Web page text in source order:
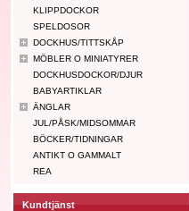
KLIPPDOCKOR
SPELDOSOR
DOCKHUS/TITTSKÅP
MÖBLER O MINIATYRER
DOCKHUSDOCKOR/DJUR
BABYARTIKLAR
ÄNGLAR
JUL/PÅSK/MIDSOMMAR
BÖCKER/TIDNINGAR
ANTIKT O GAMMALT
REA
Kundtjänst